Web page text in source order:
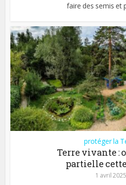
faire des semis et
protéger la
Terre vivante :
partielle
1 avril 2025